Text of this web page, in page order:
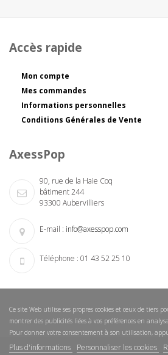
Accès rapide
Mon compte
Mes commandes
Informations personnelles
Conditions Générales de Vente
AxessPop
90, rue de la Haie Coq
bâtiment 244
93300 Aubervilliers
E-mail : info@axesspop.com
Téléphone : 01 43 52 25 10
Ce site Web utilise ses propres cookies et ceux de tiers
montrer des publicités liées à vos préférences en
Pour donner votre consentement à son utilisation,
Plus d'informations Personnaliser les cookies